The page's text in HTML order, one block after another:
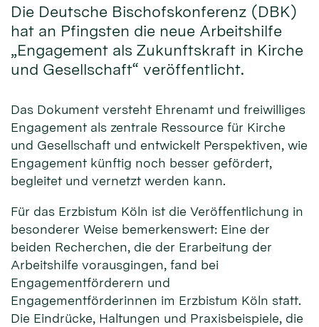
Die Deutsche Bischofskonferenz (DBK)
hat an Pfingsten die neue Arbeitshilfe
„Engagement als Zukunftskraft in Kirche
und Gesellschaft“ veröffentlicht.
Das Dokument versteht Ehrenamt und freiwilliges
Engagement als zentrale Ressource für Kirche
und Gesellschaft und entwickelt Perspektiven, wie
Engagement künftig noch besser gefördert,
begleitet und vernetzt werden kann.
Für das Erzbistum Köln ist die Veröffentlichung in
besonderer Weise bemerkenswert: Eine der
beiden Recherchen, die der Erarbeitung der
Arbeitshilfe vorausgingen, fand bei
Engagementförderern und
Engagementförderinnen im Erzbistum Köln statt.
Die Eindrücke, Haltungen und Praxisbeispiele, die